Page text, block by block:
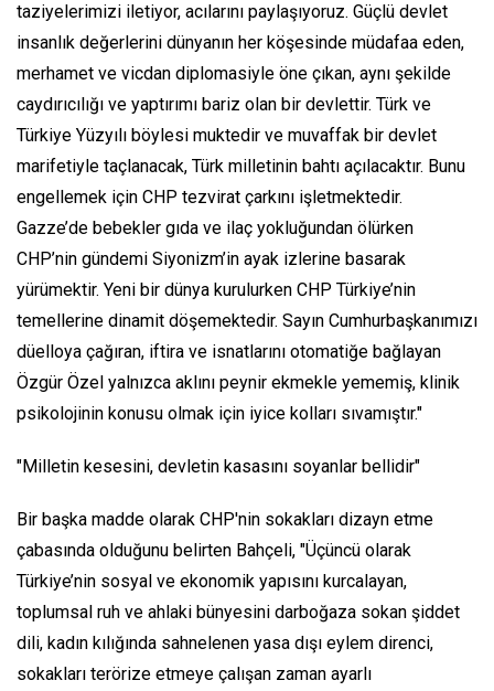
taziyelerimizi iletiyor, acılarını paylaşıyoruz. Güçlü devlet
insanlık değerlerini dünyanın her köşesinde müdafaa eden,
merhamet ve vicdan diplomasiyle öne çıkan, aynı şekilde
caydırıcılığı ve yaptırımı bariz olan bir devlettir. Türk ve
Türkiye Yüzyılı böylesi muktedir ve muvaffak bir devlet
marifetiyle taçlanacak, Türk milletinin bahtı açılacaktır. Bunu
engellemek için CHP tezvirat çarkını işletmektedir.
Gazze’de bebekler gıda ve ilaç yokluğundan ölürken
CHP’nin gündemi Siyonizm’in ayak izlerine basarak
yürümektir. Yeni bir dünya kurulurken CHP Türkiye’nin
temellerine dinamit döşemektedir. Sayın Cumhurbaşkanımızı
düelloya çağıran, iftira ve isnatlarını otomatiğe bağlayan
Özgür Özel yalnızca aklını peynir ekmekle yememiş, klinik
psikolojinin konusu olmak için iyice kolları sıvamıştır."
"Milletin kesesini, devletin kasasını soyanlar bellidir"
Bir başka madde olarak CHP'nin sokakları dizayn etme
çabasında olduğunu belirten Bahçeli, "Üçüncü olarak
Türkiye’nin sosyal ve ekonomik yapısını kurcalayan,
toplumsal ruh ve ahlaki bünyesini darboğaza sokan şiddet
dili, kadın kılığında sahnelenen yasa dışı eylem direnci,
sokakları terörize etmeye çalışan zaman ayarlı